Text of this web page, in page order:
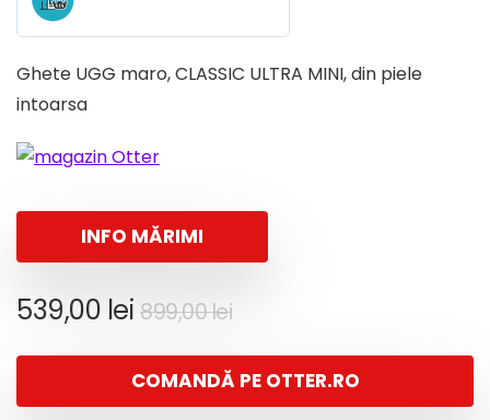
Ghete UGG maro, CLASSIC ULTRA MINI, din piele
intoarsa
INFO MĂRIMI
899,00leiPrețul
a
fost:
539,00 lei
Prețul
este:
539,00 lei.
COMANDĂ PE OTTER.RO